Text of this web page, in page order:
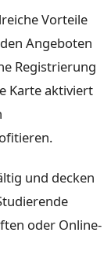
Vorteile
Angeboten
Registrierung
Karte aktiviert
und decken
oder Online-